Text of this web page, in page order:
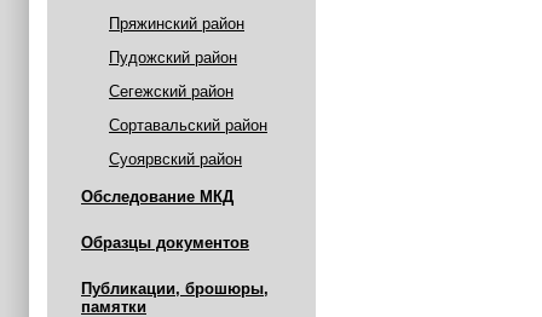
Пряжинский район
Пудожский район
Сегежский район
Сортавальский район
Суоярвский район
Обследование МКД
Образцы документов
Публикации, брошюры,
памятки